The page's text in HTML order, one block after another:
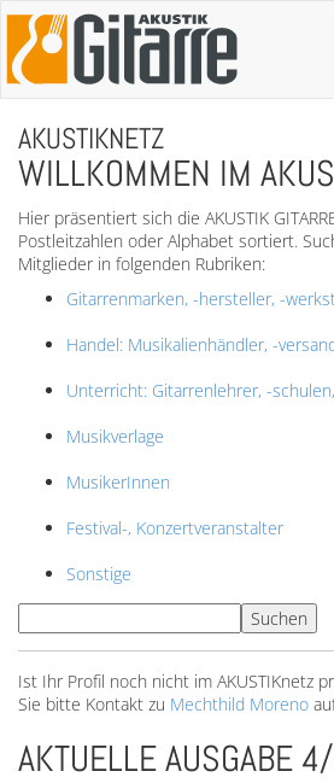
AKUSTIKNETZ
WILLKOMMEN IM
Hier präsentiert sich die AKUSTIK
Postleitzahlen oder Alphabet sortiert.
Mitglieder in folgenden Rubriken:
Gitarrenmarken, -hersteller, -
Handel: Musikalienhändler, -
Unterricht: Gitarrenlehrer, -
Musikverlage
MusikerInnen
Festival-, Konzertveranstalter
Sonstige
Ist Ihr Profil noch nicht im AKUSTIKnetz
Sie bitte Kontakt zu Mechthild Moreno
AKTUELLE AUSGABE